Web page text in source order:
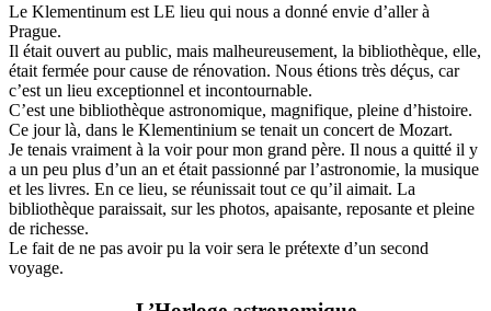
Le Klementinum est LE lieu qui nous a donné envie d’aller à
Prague.
Il était ouvert au public, mais malheureusement, la bibliothèque, elle,
était fermée pour cause de rénovation. Nous étions très déçus, car
c’est un lieu exceptionnel et incontournable.
C’est une bibliothèque astronomique, magnifique, pleine d’histoire.
Ce jour là, dans le Klementinium se tenait un concert de Mozart.
Je tenais vraiment à la voir pour mon grand père. Il nous a quitté il y
a un peu plus d’un an et était passionné par l’astronomie, la musique
et les livres. En ce lieu, se réunissait tout ce qu’il aimait. La
bibliothèque paraissait, sur les photos, apaisante, reposante et pleine
de richesse.
Le fait de ne pas avoir pu la voir sera le prétexte d’un second
voyage.